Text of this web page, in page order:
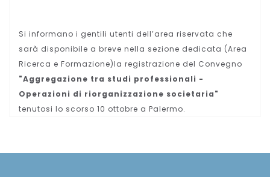
Si informano i gentili utenti dell’area riservata che
sarà disponibile a breve nella sezione dedicata (Area
Ricerca e Formazione)la registrazione del Convegno
"Aggregazione tra studi professionali -
Operazioni di riorganizzazione societaria"
tenutosi lo scorso 10 ottobre a Palermo.